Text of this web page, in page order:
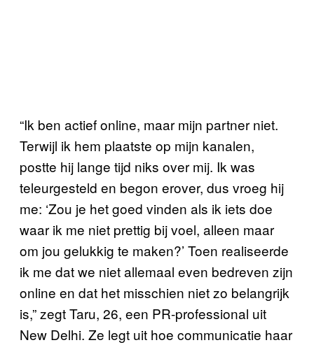
“Ik ben actief online, maar mijn partner niet.
Terwijl ik hem plaatste op mijn kanalen,
postte hij lange tijd niks over mij. Ik was
teleurgesteld en begon erover, dus vroeg hij
me: ‘Zou je het goed vinden als ik iets doe
waar ik me niet prettig bij voel, alleen maar
om jou gelukkig te maken?’ Toen realiseerde
ik me dat we niet allemaal even bedreven zijn
online en dat het misschien niet zo belangrijk
is,” zegt Taru, 26, een PR-professional uit
New Delhi. Ze legt uit hoe communicatie haar